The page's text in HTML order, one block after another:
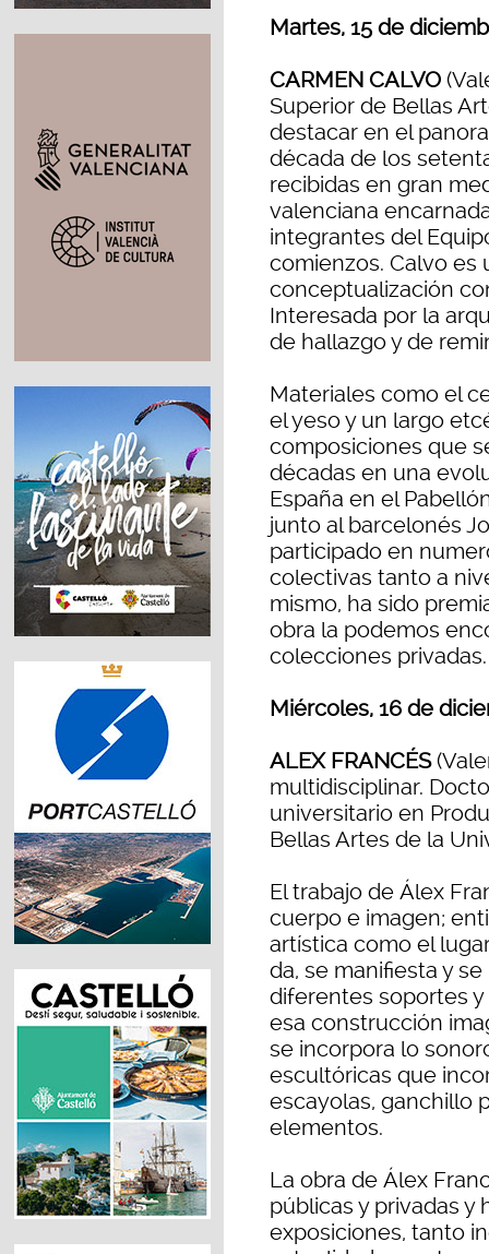
Martes, 15 de
CARMEN CALVO
Superior de Bellas
destacar en el
década de los
recibidas en gran
valenciana
integrantes del
comienzos. Calvo es
conceptualización
Interesada por la
de hallazgo y de
Materiales como el
el yeso y un largo
composiciones que
décadas en una
España en el
junto al barcelonés
participado en
colectivas tanto a
mismo, ha sido
obra la podemos
colecciones privadas.
Miércoles, 16 de
ALEX FRANCÉS
multidisciplinar.
universitario en
Bellas Artes de la
El trabajo de Álex
cuerpo e imagen;
artística como el
da, se manifiesta y
diferentes soportes
esa construcción
se incorpora lo
escultóricas que
escayolas, ganchillo
elementos.
La obra de Álex
públicas y privadas y
exposiciones, tanto